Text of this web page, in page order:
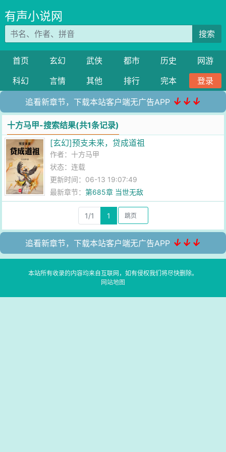
有声小说网
搜索
首页 玄幻 武侠 都市 历史
网游
科幻
言情 其他 排行 完本 登录
追看新章节，下载本站客户端无广告APP ↓↓↓
十方马甲-搜索结果(共1条记录)
[玄幻]预支未来，贷成道祖
作者：十方马甲
状态：连载
更新时间：06-13 19:07:49
最新章节：第685章 当世无敌
1/1 1
追看新章节，下载本站客户端无广告APP ↓↓↓
本站所有收录的内容均来自互联网，如有侵权我们将尽快删除。
网站地图